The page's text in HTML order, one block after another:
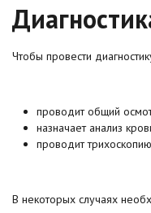
Чтобы провести
проводит общий
назначает анализ
проводит
В некоторых случаях